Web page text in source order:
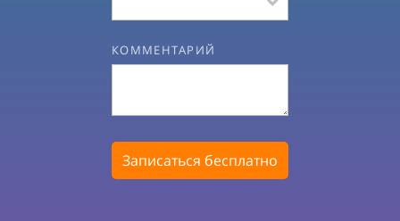
КОММЕНТАРИЙ
Записаться бесплатно